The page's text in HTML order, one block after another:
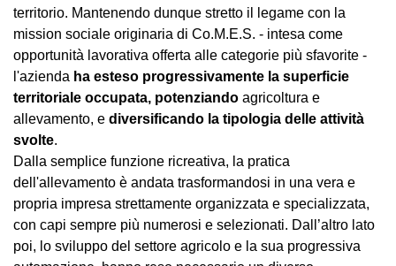
territorio. Mantenendo dunque stretto il legame con la
mission sociale originaria di Co.M.E.S. - intesa come
opportunità lavorativa offerta alle categorie più sfavorite -
l'azienda ha esteso progressivamente la superficie
territoriale occupata, potenziando agricoltura e
allevamento, e diversificando la tipologia delle attività
svolte.
Dalla semplice funzione ricreativa, la pratica
dell'allevamento è andata trasformandosi in una vera e
propria impresa strettamente organizzata e specializzata,
con capi sempre più numerosi e selezionati. Dall’altro lato
poi, lo sviluppo del settore agricolo e la sua progressiva